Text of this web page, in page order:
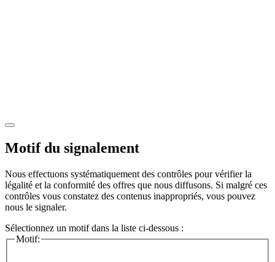
Motif du signalement
Nous effectuons systématiquement des contrôles pour vérifier la
légalité et la conformité des offres que nous diffusons. Si malgré ces
contrôles vous constatez des contenus inappropriés, vous pouvez
nous le signaler.
Sélectionnez un motif dans la liste ci-dessous :
Motif: